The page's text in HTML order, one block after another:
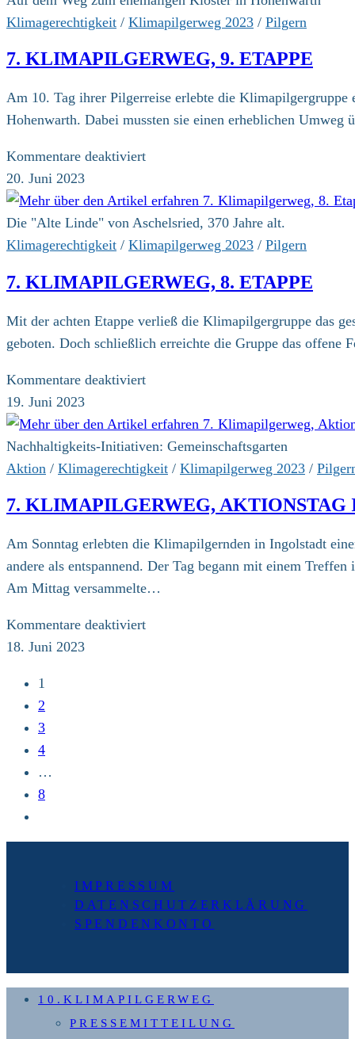
Mut
Suffizienz
Klimagerechtigkeit / Klimapilgerweg 2023 / Pilgern
7. KLIMAPILGERWEG, 9. ETAPPE
Am 10. Tag ihrer Pilgerreise erlebte die Klimapilgergruppe
Hohenwarth. Dabei mussten sie einen erheblichen
Kommentare deaktiviertfür
Klimapilgerweg,
9.
Etappe
20. Juni 2023
Die "Alte Linde" von Aschelsried, 370 Jahre alt.
Klimagerechtigkeit / Klimapilgerweg 2023 / Pilgern
7. KLIMAPILGERWEG, 8. ETAPPE
Mit der achten Etappe verließ die Klimapilgergruppe das
geboten. Doch schließlich erreichte die Gruppe das
Kommentare deaktiviertfür
Klimapilgerweg,
8.
Etappe
19. Juni 2023
Nachhaltigkeits-Initiativen: Gemeinschaftsgarten
Aktion / Klimagerechtigkeit / Klimapilgerweg 2023 /
7. KLIMAPILGERWEG, AKTIONSTAG
Am Sonntag erlebten die Klimapilgernden in Ingolstadt
andere als entspannend. Der Tag begann mit einem
Am Mittag versammelte…
Kommentare deaktiviertfür
18. Juni 2023
1
2
3
4
…
8
nächsten
IMPRESSUM
DATENSCHUTZERKLÄRUNG
SPENDENKONTO
10.KLIMAPILGERWEG
PRESSEMITTEILUNG